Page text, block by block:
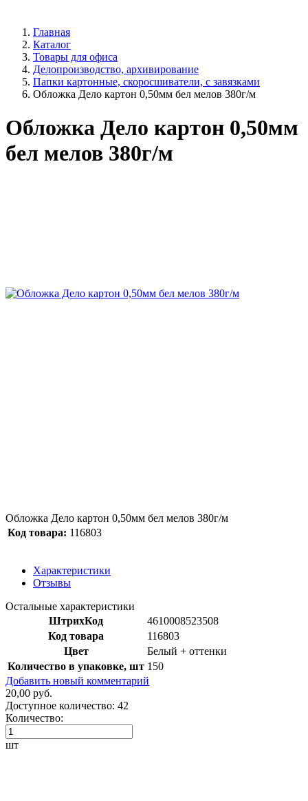
Главная
Каталог
Товары для офиса
Делопроизводство, архивирование
Папки картонные, скоросшиватели, с завязками
Обложка Дело картон 0,50мм бел мелов 380г/м
Обложка Дело картон 0,50мм
бел мелов 380г/м
Обложка Дело картон 0,50мм бел мелов 380г/м
Код товара: 116803
Характеристики
Отзывы
Остальные характеристики
ШтрихКод
4610008523508
Код товара
116803
Цвет
Белый + оттенки
Количество в упаковке, шт 150
Добавить новый комментарий
20,00 руб.
Доступное количество: 42
Количество:
шт